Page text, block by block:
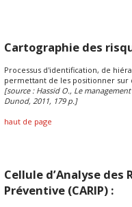
Cartographie des
Processus d'identification, de
permettant de les positionner sur
[source : Hassid O., Le
Dunod, 2011, 179 p.]
haut de page
Cellule d’Analyse
Préventive (CARIP) :